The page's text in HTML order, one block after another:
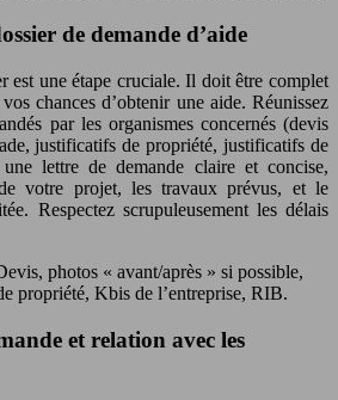
de demande d’aide
est une étape cruciale. Il doit être complet
chances d’obtenir une aide. Réunissez
par les organismes concernés (devis
justificatifs de propriété, justificatifs de
lettre de demande claire et concise,
votre projet, les travaux prévus, et le
Respectez scrupuleusement les délais
photos « avant/après » si possible,
propriété, Kbis de l’entreprise, RIB.
et relation avec les